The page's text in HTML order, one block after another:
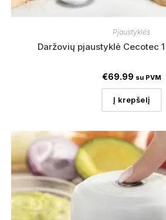
Pjaustyklės
Daržovių pjaustyklė Cecotec
€69.99 su PVM
Į krepšelį